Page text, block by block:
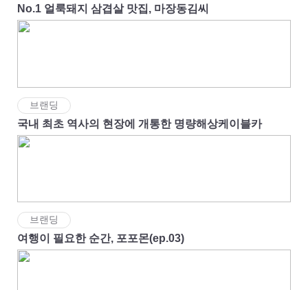
No.1 얼룩돼지 삼겹살 맛집, 마장동김씨
브랜딩
국내 최초 역사의 현장에 개통한 명량해상케이블카
브랜딩
여행이 필요한 순간, 포포몬(ep.03)